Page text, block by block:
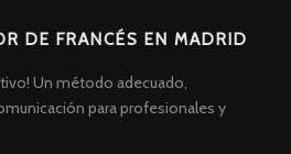
DE FRANCÉS EN MADRID
Un método adecuado,
para profesionales y